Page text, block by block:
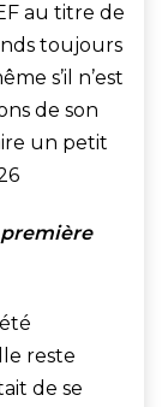
au titre de
toujours
s’il n’est
de son
un petit
reste
de se